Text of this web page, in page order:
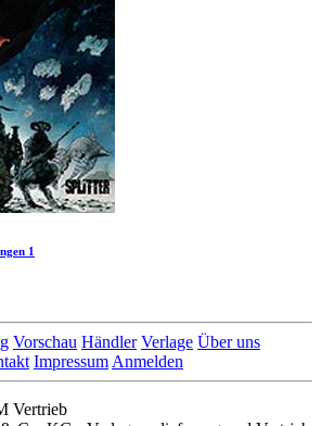
1
Vorschau Händler Verlage Über uns
Impressum Anmelden
Vertrieb